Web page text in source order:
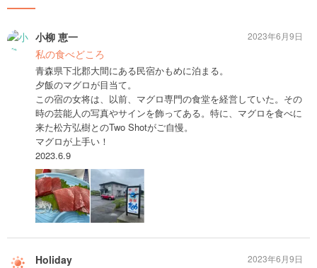
小柳 恵一
私の食べどころ
青森県下北郡大間にある民宿かもめに泊まる。
夕飯のマグロが目当て。
この宿の女将は、以前、マグロ専門の食堂を経営していた。その
時の芸能人の写真やサインを飾ってある。特に、マグロを食べに
来た松方弘樹とのTwo Shotがご自慢。
マグロが上手い！
2023.6.9
2023年6月9日
Holiday 2023年6月9日